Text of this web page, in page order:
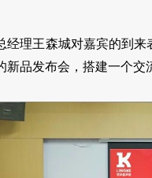
经理王森城对嘉宾的到
新品发布会，搭建一个